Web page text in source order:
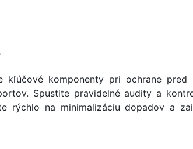
komponenty pri ochrane
Spustite pravidelné audity a
rýchlo na minimalizáciu dopadov a